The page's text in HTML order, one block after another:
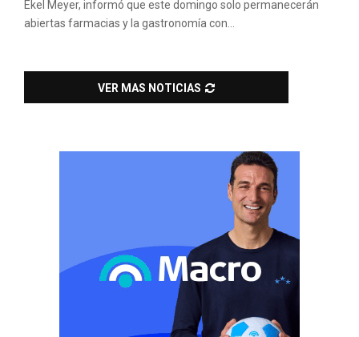
Ekel Meyer, informó que este domingo solo permanecerán
abiertas farmacias y la gastronomía con...
VER MAS NOTICIAS